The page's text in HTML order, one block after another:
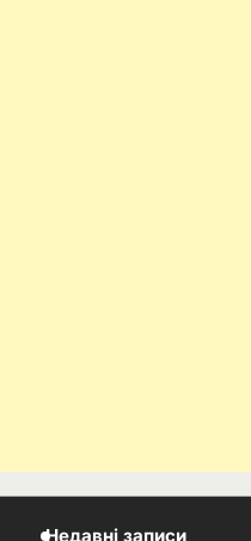
Недавні записи